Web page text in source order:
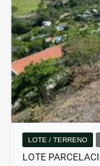
LOTE / TERRENO
LOTE